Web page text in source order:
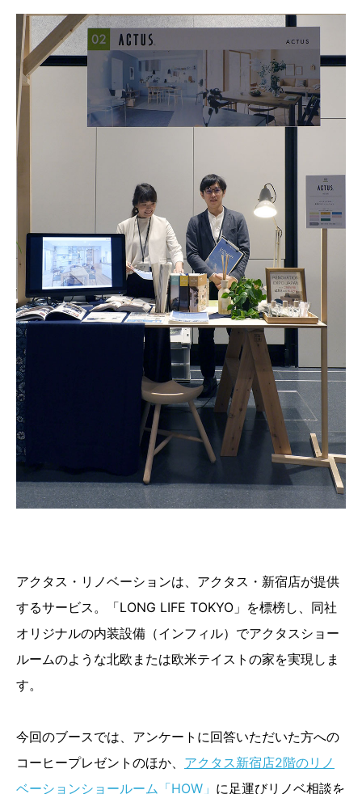
アクタス・リノベーションは、アクタス・新宿店が提供
するサービス。「LONG LIFE TOKYO」を標榜し、同社
オリジナルの内装設備（インフィル）でアクタスショー
ルームのような北欧または欧米テイストの家を実現しま
す。
今回のブースでは、アンケートに回答いただいた方への
コーヒープレゼントのほか、 アクタス新宿店2階のリノ
ベーションショールーム「HOW」 に足運びリノベ相談を